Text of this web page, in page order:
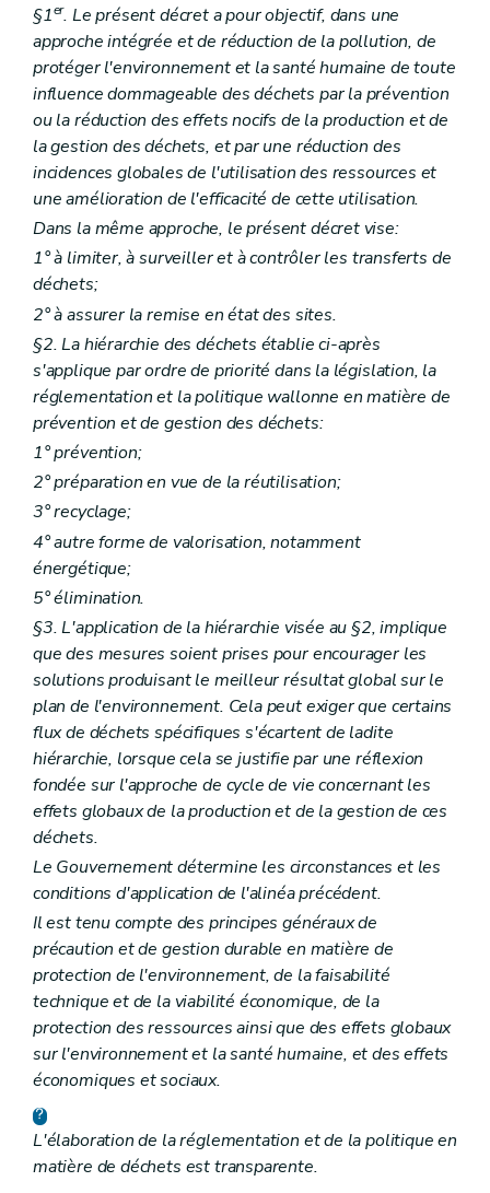
Art. 22
Chapitre IV Transferts de déchets
Art. 23
Chapitre V Planification de la gestion des déchets
Art.24
Art. 25
Art. 26
26 bis
Chapitre VI Dispositions particulières
Art. 27
Art.27bis
Art. 28
Art.28bis
Chapitre VII
Section première Statistiques et renseignements
Art. 29
Art. 30
Art. 31
Art. 32
Section 2
Art. 33
Section 3
Art. 34
Art. 35
Art. 36
Art. 37
Art. 38
Section 4
Art. 39
Art. 39bis
Art. 39ter
Art. 39quater
Art. 39quinquies
Art. 39sexies
Art. 39septies
Art. 39octies
Art. 39nonies
Art. 39decies
Art. 39undecies
Art. 39duodecies
Art. 39terdecies
Art. 39quaterdecies
Art. 39quindecies
Art. 39sexdecies
Art. 39septdecies
Art. 39octodecies
Section 5 Echantillonnages et analysés
Art. 40
Chapitre VIII Mesures de sécurité
Art. 41
Art. 42
Art. 43
Chapitre IX
Chapitre X
Surveillance, sautions administratives et pénales
Section première Surveillance, recherche et constatation des infractions
Art. 45
§1er. Le présent décret a pour objectif, dans une
approche intégrée et de réduction de la pollution, de
protéger l'environnement et la santé humaine de toute
influence dommageable des déchets par la prévention
ou la réduction des effets nocifs de la production et de
la gestion des déchets, et par une réduction des
incidences globales de l'utilisation des ressources et
une amélioration de l'efficacité de cette utilisation.
Dans la même approche, le présent décret vise:
1° à limiter, à surveiller et à contrôler les transferts de
déchets;
2° à assurer la remise en état des sites.
§2. La hiérarchie des déchets établie ci-après
s'applique par ordre de priorité dans la législation, la
réglementation et la politique wallonne en matière de
prévention et de gestion des déchets:
1° prévention;
2° préparation en vue de la réutilisation;
3° recyclage;
4° autre forme de valorisation, notamment
énergétique;
5° élimination.
§3. L'application de la hiérarchie visée au §2, implique
que des mesures soient prises pour encourager les
solutions produisant le meilleur résultat global sur le
plan de l'environnement. Cela peut exiger que certains
flux de déchets spécifiques s'écartent de ladite
hiérarchie, lorsque cela se justifie par une réflexion
fondée sur l'approche de cycle de vie concernant les
effets globaux de la production et de la gestion de ces
déchets.
Le Gouvernement détermine les circonstances et les
conditions d'application de l'alinéa précédent.
Il est tenu compte des principes généraux de
précaution et de gestion durable en matière de
protection de l'environnement, de la faisabilité
technique et de la viabilité économique, de la
protection des ressources ainsi que des effets globaux
sur l'environnement et la santé humaine, et des effets
économiques et sociaux.
L'élaboration de la réglementation et de la politique en
matière de déchets est transparente.